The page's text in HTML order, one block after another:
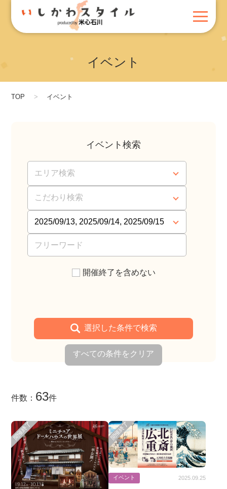
イベント
TOP イベント
イベント検索
エリア検索
こだわり検索
開催終了を含めない
選択した条件で検索
すべての条件をクリア
件数： 63件
イベント 2025.09.25